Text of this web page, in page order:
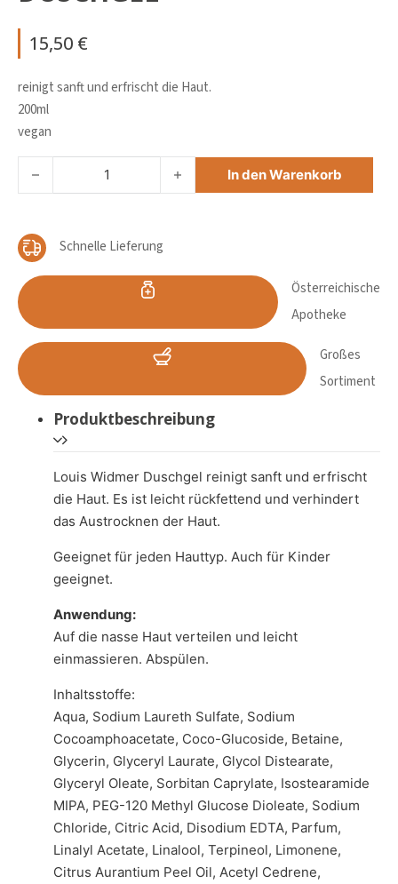
15,50 €
reinigt sanft und erfrischt die Haut.
200ml
vegan
LOUIS WIDMERDUSCHGEL MengeIn den Warenkorb
Schnelle Lieferung
Österreichische
Apotheke
Großes
Sortiment
Produktbeschreibung
Louis Widmer Duschgel reinigt sanft und erfrischt
die Haut. Es ist leicht rückfettend und verhindert
das Austrocknen der Haut.
Geeignet für jeden Hauttyp. Auch für Kinder
geeignet.
Anwendung:
Auf die nasse Haut verteilen und leicht
einmassieren. Abspülen.
Inhaltsstoffe:
Aqua, Sodium Laureth Sulfate, Sodium
Cocoamphoacetate, Coco-Glucoside, Betaine,
Glycerin, Glyceryl Laurate, Glycol Distearate,
Glyceryl Oleate, Sorbitan Caprylate, Isostearamide
MIPA, PEG-120 Methyl Glucose Dioleate, Sodium
Chloride, Citric Acid, Disodium EDTA, Parfum,
Linalyl Acetate, Linalool, Terpineol, Limonene,
Citrus Aurantium Peel Oil, Acetyl Cedrene,